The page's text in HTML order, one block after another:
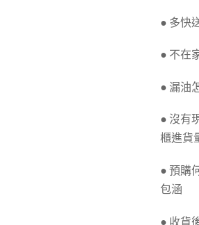
● 多快
● 不在
● 漏油
● 沒有
櫃進貨
● 預購
包涵
● 收貨